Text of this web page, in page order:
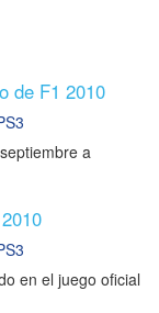
de F1 2010
a
en el juego oficial